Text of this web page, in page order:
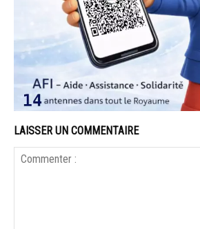
LAISSER UN COMMENTAIRE